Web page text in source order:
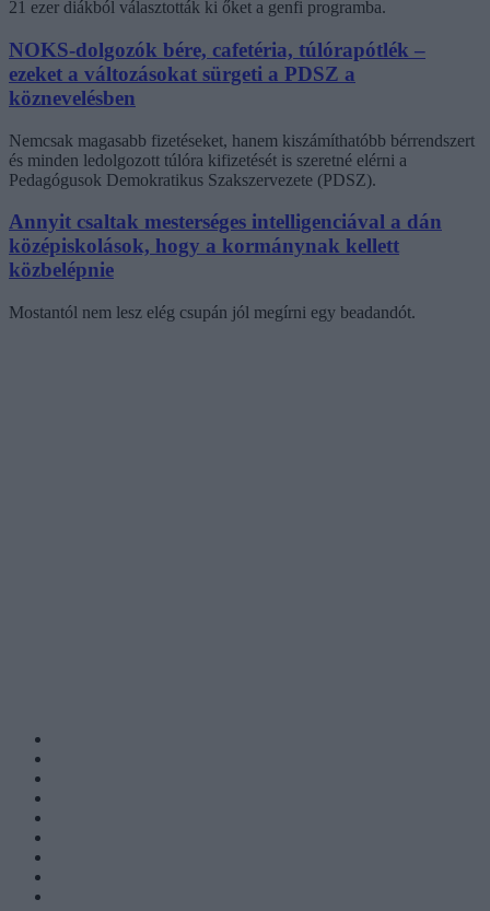
21 ezer diákból választották ki őket a genfi programba.
NOKS-dolgozók bére, cafetéria, túlórapótlék –
ezeket a változásokat sürgeti a PDSZ a
köznevelésben
Nemcsak magasabb fizetéseket, hanem kiszámíthatóbb bérrendszert
és minden ledolgozott túlóra kifizetését is szeretné elérni a
Pedagógusok Demokratikus Szakszervezete (PDSZ).
Annyit csaltak mesterséges intelligenciával a dán
középiskolások, hogy a kormánynak kellett
közbelépnie
Mostantól nem lesz elég csupán jól megírni egy beadandót.